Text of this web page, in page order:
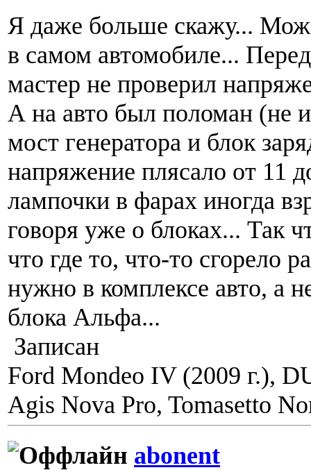
Я даже больше скажу...
в самом автомобиле...
мастер не проверил
А на авто был поломан (не
мост генератора и блок
напряжение плясало от 11
лампочки в фарах иногда
говоря уже о блоках... Так
что где то, что-то сгорело
нужно в комплексе авто, а
блока Альфа...
Записан
Ford Mondeo IV (2009 г.),
Agis Nova Pro, Tomasetto
abonent